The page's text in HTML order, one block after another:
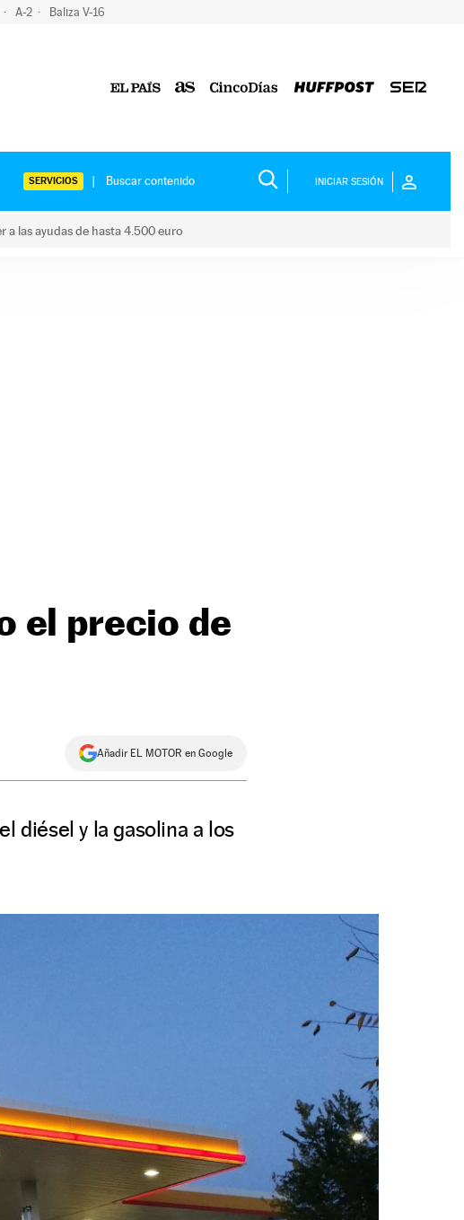
A-2 Baliza V-16
SERVICIOS INICIAR SESIÓN
las ayudas de hasta 4.500 euro
el precio de
Añadir EL MOTOR en Google
diésel y la gasolina a los